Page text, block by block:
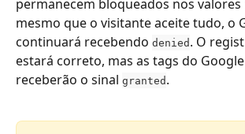
permanecem bloqueados nos
mesmo que o visitante aceite tudo, o
continuará recebendo denied . O
estará correto, mas as tags do
receberão o sinal granted .